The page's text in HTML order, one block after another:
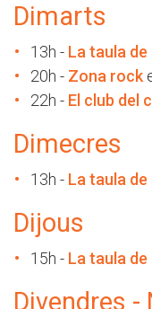
Dimarts
13h - La taula de
20h - Zona rock
22h - El club del
Dimecres
13h - La taula de
Dijous
15h - La taula de
Divendres -